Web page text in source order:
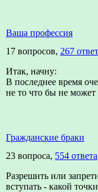
Ваша профессия
17 вопросов, 267
Итак, начну:
В последнее время
не то что бы не может
Гражданские браки
23 вопроса, 554 ответа
Разрешить или
вступать - какой